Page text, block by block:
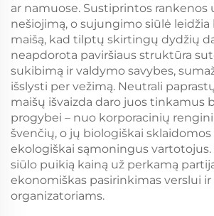
ar namuose. Sustiprintos
nešiojimą, o sujungimo siūlė leidžia
maišą, kad tilptų skirtingų dydžių
neapdorota paviršiaus struktūra
sukibimą ir valdymo savybes,
išslysti per vežimą. Neutrali
maišų išvaizda daro juos tinkamus
progybei – nuo korporacinių
švenčių, o jų biologiškai sklaidomos
ekologiškai sąmoningus vartotojus.
siūlo puikią kainą už perkamą
ekonomiškas pasirinkimas verslui
organizatoriams.